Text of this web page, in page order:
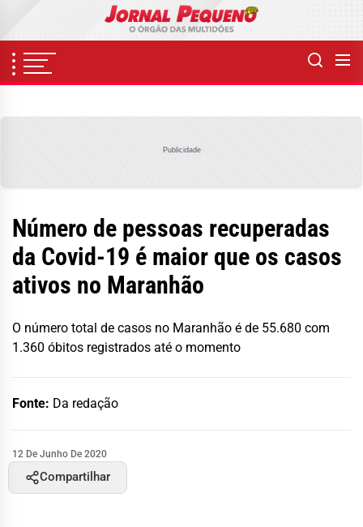
content
Publicidade
Número de pessoas recuperadas
da Covid-19 é maior que os casos
ativos no Maranhão
O número total de casos no Maranhão é de 55.680 com
1.360 óbitos registrados até o momento
Fonte: Da redação
12 De Junho De 2020
Compartilhar